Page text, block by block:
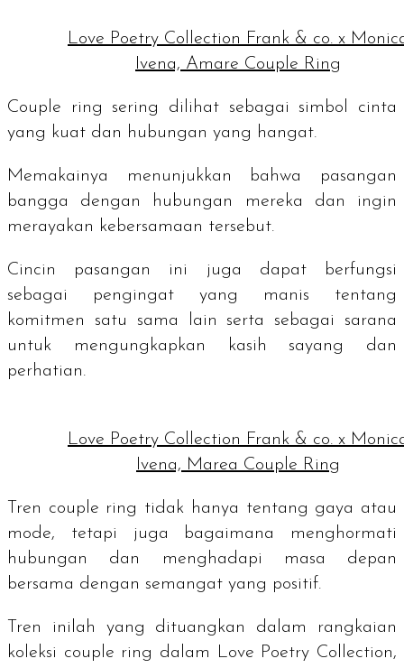
Love Poetry Collection Frank & co. x
Ivena, Amare Couple Ring
Couple ring sering dilihat sebagai simbol cinta
yang kuat dan hubungan yang hangat.
Memakainya menunjukkan bahwa pasangan
bangga dengan hubungan mereka dan ingin
merayakan kebersamaan tersebut.
Cincin pasangan ini juga dapat berfungsi
sebagai pengingat yang manis tentang
komitmen satu sama lain serta sebagai sarana
untuk mengungkapkan kasih sayang dan
perhatian.
Love Poetry Collection Frank & co. x
Ivena, Marea Couple Ring
Tren couple ring tidak hanya tentang gaya atau
mode, tetapi juga bagaimana menghormati
hubungan dan menghadapi masa depan
bersama dengan semangat yang positif.
Tren inilah yang dituangkan dalam rangkaian
koleksi couple ring dalam Love Poetry Collection,